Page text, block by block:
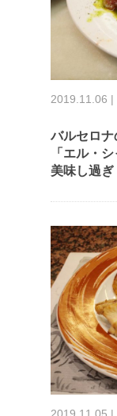
2019.11.06 |
バルセロ
「エル・
美味し過ぎ